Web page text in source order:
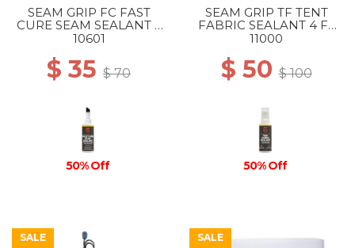
SEAM GRIP FC FAST
CURE SEAM SEALANT 2
FL OZ --
10601
$ 35 $ 70
50% Off
SEAM GRIP TF TENT
FABRIC SEALANT 4 FL
OZ --
11000
$ 50$ 100
50% Off
SALE
SALE